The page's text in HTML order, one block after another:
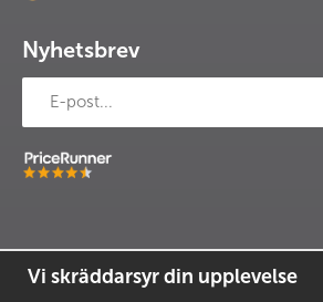
Nyhetsbrev
Vi skräddarsyr din upplevelse